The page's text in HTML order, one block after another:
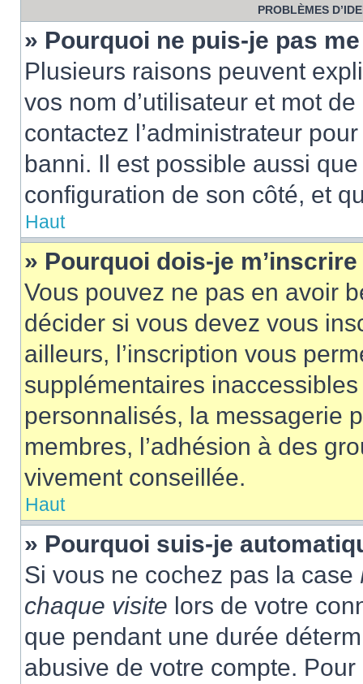
PROBLÈMES
» Pourquoi ne puis-je pas
Plusieurs raisons peuvent
vos nom d’utilisateur et mot
contactez l’administrateur
banni. Il est possible aussi
configuration de son côté, et
Haut
» Pourquoi dois-je
Vous pouvez ne pas en avoir
décider si vous devez vous
ailleurs, l’inscription vous
supplémentaires
personnalisés, la messagerie
membres, l’adhésion à des
vivement conseillée.
Haut
» Pourquoi suis-je
Si vous ne cochez pas la case
chaque visite lors de votre
que pendant une durée
abusive de votre compte.